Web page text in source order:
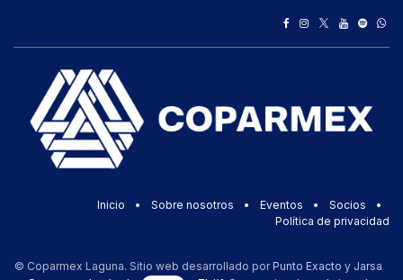
Inicio • Sobre nosotros • Eventos • Socios
•
Política de privacidad
© Coparmex Laguna. Sitio web desarrollado por Punto Exacto y Jarsa